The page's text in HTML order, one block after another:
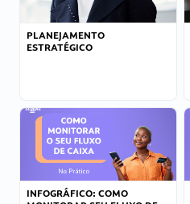
PLANEJAMENTO
ESTRATÉGICO
INFOGRÁFICO: COMO